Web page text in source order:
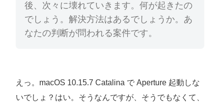
後、次々に壊れていきます。何が起きたの
でしょう。解決方法はあるでしょうか。あ
なたの判断が問われる案件です。
えっ。macOS 10.15.7 Catalina で Aperture 起動しな
いでしょ？はい。そうなんですが、そうでもなくて、